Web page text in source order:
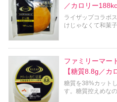
／カロリー
ライザップコラボ
けじゃなくて和菓
ファミリーマー
【糖質8.8g／カ
糖質を38%カット
す。糖質控えめな